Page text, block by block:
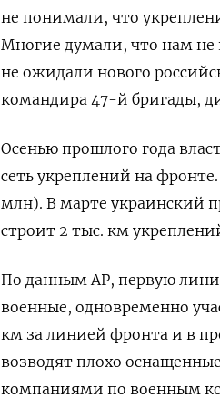
не понимали, что
Многие думали, что нам не
не ожидали нового
командира 47-й бригады,
Осенью прошлого года
сеть укреплений на
млн). В марте украинский
строит 2 тыс. км
По данным АР, первую
военные, одновременно
км за линией фронта и в
возводят плохо
компаниями по военным